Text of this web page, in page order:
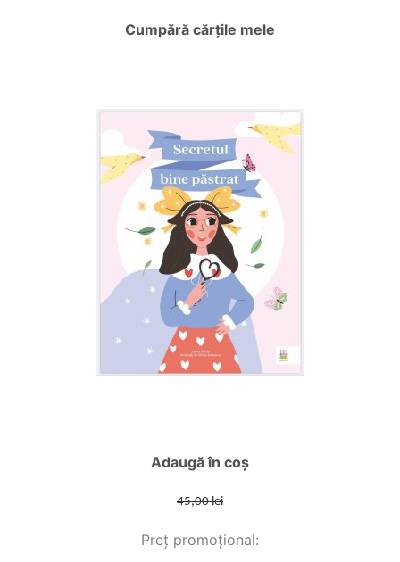
Cumpără cărțile mele
Adaugă în coș
45,00 lei
Preț promoțional: